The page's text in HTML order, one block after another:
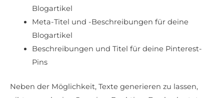
Blogartikel
Meta-Titel und -Beschreibungen für deine
Blogartikel
Beschreibungen und Titel für deine Pinterest-
Pins
Neben der Möglichkeit, Texte generieren zu lassen,